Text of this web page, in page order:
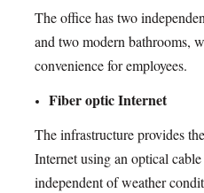
The office has two
and two modern bathrooms,
convenience for employees.
Fiber optic Internet
The infrastructure provides
Internet using an optical
independent of weather